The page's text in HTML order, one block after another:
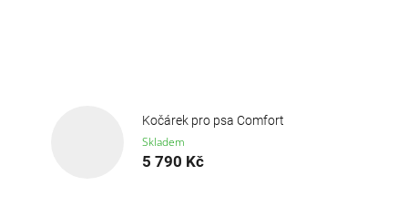
Kočárek pro psa Comfort
Skladem
5 790 Kč